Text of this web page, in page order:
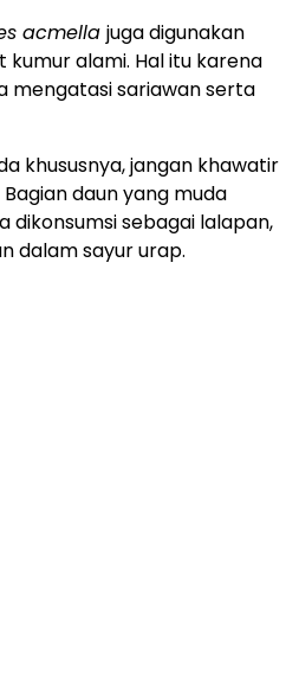
acmella juga digunakan
alami. Hal itu karena
mengatasi sariawan serta
khususnya, jangan khawatir
daun yang muda
dikonsumsi sebagai lalapan,
dalam sayur urap.